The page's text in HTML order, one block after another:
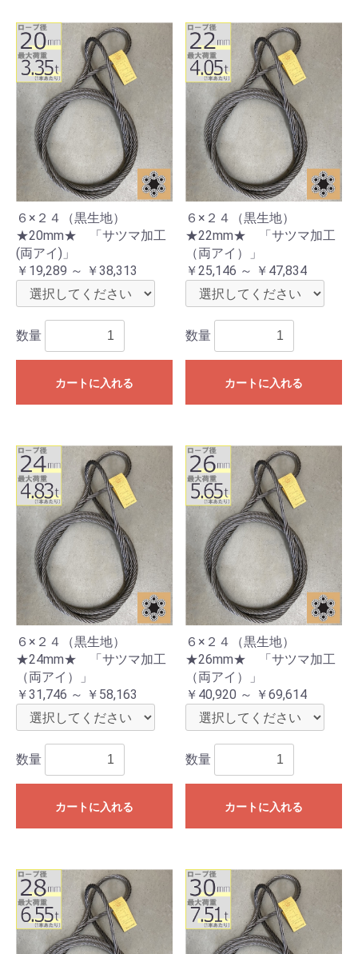
６×２４（黒生地）
★20mm★ 「サツマ加工
(両アイ)」
￥19,289 ～ ￥38,313
数量
カートに入れる
６×２４（黒生地）
★22mm★ 「サツマ加工
（両アイ）」
￥25,146 ～ ￥47,834
数量
カートに入れる
６×２４（黒生地）
★24mm★ 「サツマ加工
（両アイ）」
￥31,746 ～ ￥58,163
数量
カートに入れる
６×２４（黒生地）
★26mm★ 「サツマ加工
（両アイ）」
￥40,920 ～ ￥69,614
数量
カートに入れる